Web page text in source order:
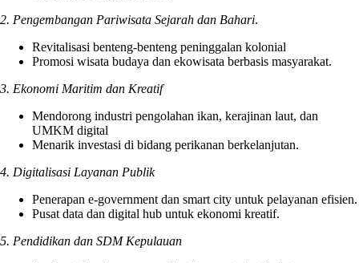
2. Pengembangan Pariwisata Sejarah dan Bahari.
Revitalisasi benteng-benteng peninggalan kolonial
Promosi wisata budaya dan ekowisata berbasis masyarakat.
3. Ekonomi Maritim dan Kreatif
Mendorong industri pengolahan ikan, kerajinan laut, dan
UMKM digital
Menarik investasi di bidang perikanan berkelanjutan.
4. Digitalisasi Layanan Publik
Penerapan e-government dan smart city untuk pelayanan efisien.
Pusat data dan digital hub untuk ekonomi kreatif.
5. Pendidikan dan SDM Kepulauan